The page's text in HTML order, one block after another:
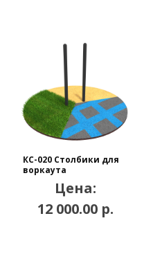
КС-020 Столбики для
воркаута
Цена:
12 000.00 р.